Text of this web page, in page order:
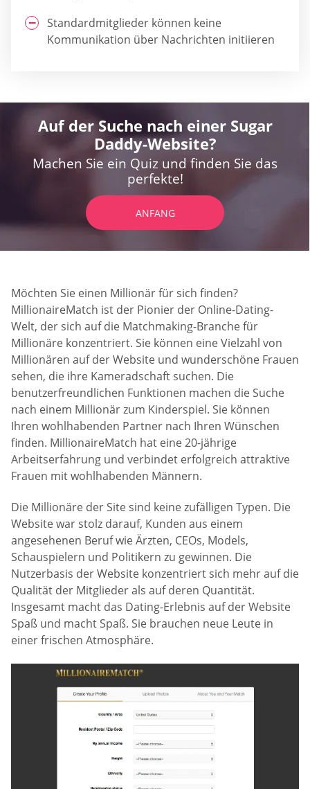
Standardmitglieder können keine
Kommunikation über Nachrichten initiieren
Auf der Suche nach einer Sugar
Daddy-Website?
Machen Sie ein Quiz und finden Sie das
perfekte!
ANFANG
Möchten Sie einen Millionär für sich finden?
MillionaireMatch ist der Pionier der Online-Dating-
Welt, der sich auf die Matchmaking-Branche für
Millionäre konzentriert. Sie können eine Vielzahl von
Millionären auf der Website und wunderschöne Frauen
sehen, die ihre Kameradschaft suchen. Die
benutzerfreundlichen Funktionen machen die Suche
nach einem Millionär zum Kinderspiel. Sie können
Ihren wohlhabenden Partner nach Ihren Wünschen
finden. MillionaireMatch hat eine 20-jährige
Arbeitserfahrung und verbindet erfolgreich attraktive
Frauen mit wohlhabenden Männern.
Die Millionäre der Site sind keine zufälligen Typen. Die
Website war stolz darauf, Kunden aus einem
angesehenen Beruf wie Ärzten, CEOs, Models,
Schauspielern und Politikern zu gewinnen. Die
Nutzerbasis der Website konzentriert sich mehr auf die
Qualität der Mitglieder als auf deren Quantität.
Insgesamt macht das Dating-Erlebnis auf der Website
Spaß und macht Spaß. Sie brauchen neue Leute in
einer frischen Atmosphäre.